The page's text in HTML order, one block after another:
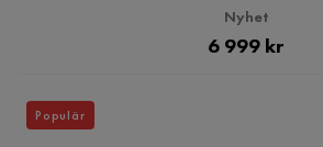
Nyhet
Pris
6 999 kr
Populär